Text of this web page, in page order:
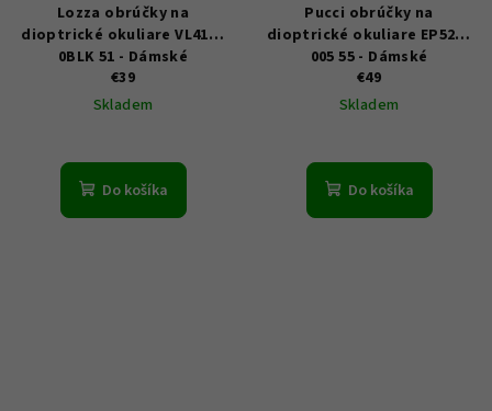
Lozza obrúčky na
dioptrické okuliare VL4120
0BLK 51 - Dámské
€39
Skladem
Do košíka
Pucci obrúčky na
dioptrické okuliare EP5203
005 55 - Dámské
€49
Skladem
Do košíka